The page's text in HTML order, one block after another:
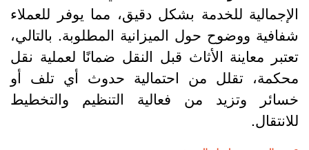
للخدمة بشكل دقيق، مما يوفر للعملاء
ووضوح حول الميزانية المطلوبة. بالتالي،
معاينة الأثاث قبل النقل ضمانًا لعملية نقل
تقلل من احتمالية حدوث أي تلف أو
وتزيد من فعالية التنظيم والتخطيط